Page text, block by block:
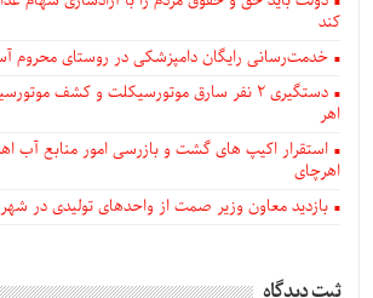
کند
خدمت‌رسانی رایگان دامپزشکی در روستای محروم
دستگيری ۲ نفر سارق موتورسیکلت و کشف
اهر
استقرار اکیپ های گشت و بازرسی امور منابع آب
اهرچای
بازدید معاون وزیر صمت از واحدهای تولیدی در
ثبت دیدگاه